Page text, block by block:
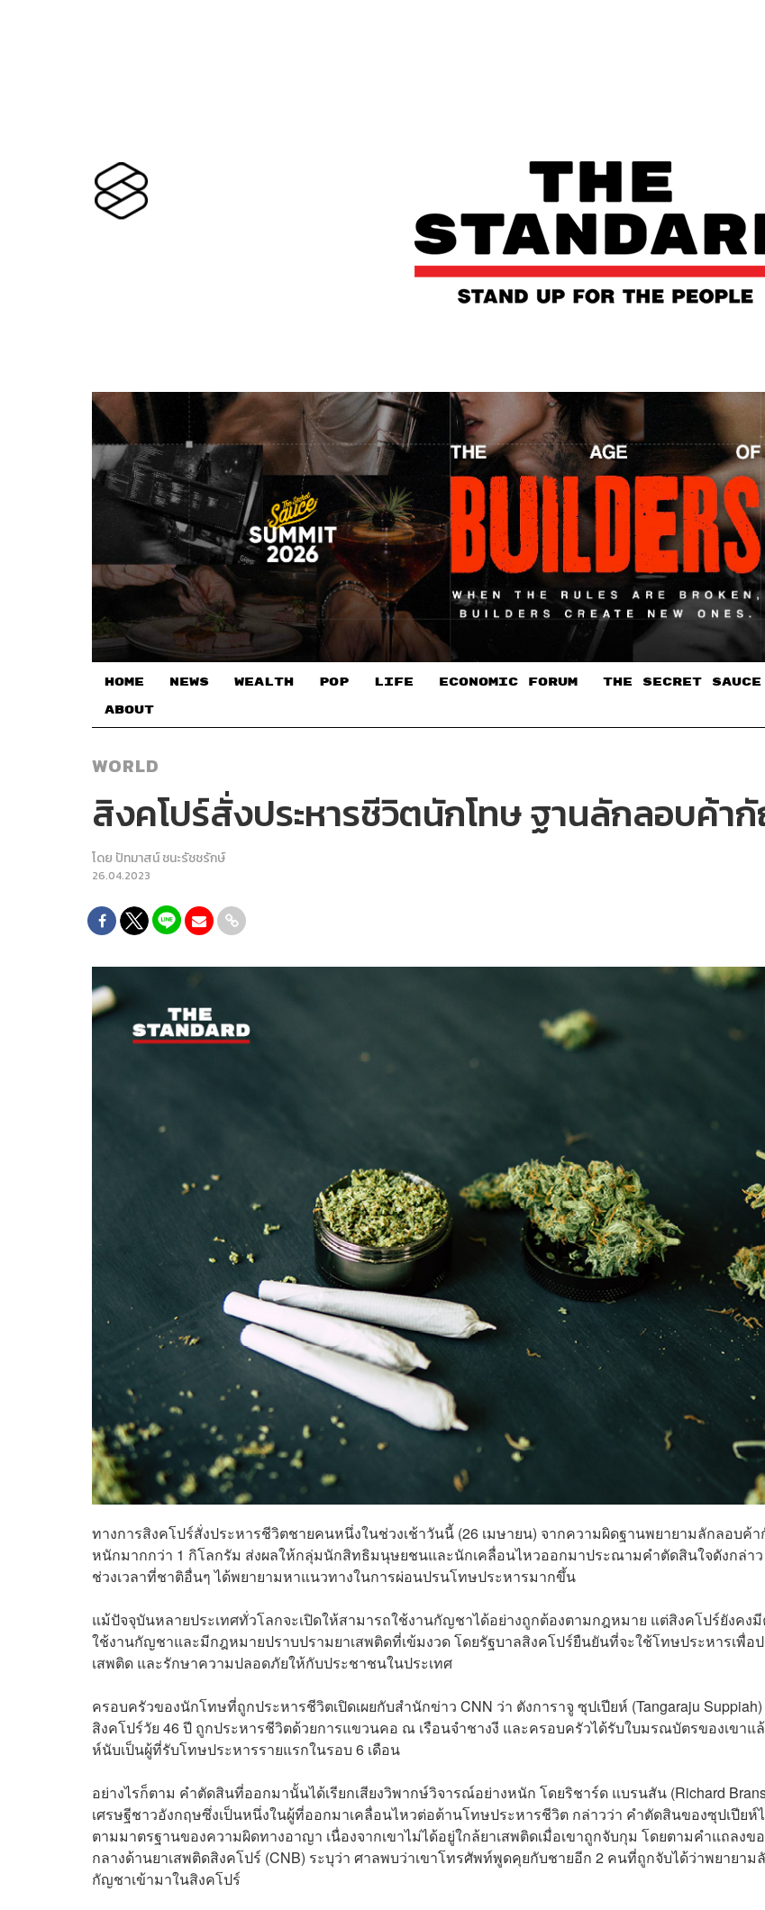
HOME NEWS WEALTH POP LIFE ECONOMIC FORUM THE SECRET SAUCE​
ABOUT
WORLD
สิงคโปร์สั่งประหารชีวิตนักโทษ ฐานลักลอบค้า
โดย ปัทมาสน์ ชนะรัชชรักษ์
26.04.2023
ทางการสิงคโปร์สั่งประหารชีวิตชายคนหนึ่งในช่วงเช้าวันนี้ (26 เมษายน) จากความผิดฐานพยายามลักลอบค้
หนักมากกว่า 1 กิโลกรัม ส่งผลให้กลุ่มนักสิทธิมนุษยชนและนักเคลื่อนไหวออกมาประณามคำตัดสินใจดังกล่า
ช่วงเวลาที่ชาติอื่นๆ ได้พยายามหาแนวทางในการผ่อนปรนโทษประหารมากขึ้น
แม้ปัจจุบันหลายประเทศทั่วโลกจะเปิดให้สามารถใช้งานกัญชาได้อย่างถูกต้องตามกฎหมาย แต่สิงคโปร์ยังคง
ใช้งานกัญชาและมีกฎหมายปราบปรามยาเสพติดที่เข้มงวด โดยรัฐบาลสิงคโปร์ยืนยันที่จะใช้โทษประหารเพื่อ
เสพติด และรักษาความปลอดภัยให้กับประชาชนในประเทศ
ครอบครัวของนักโทษที่ถูกประหารชีวิตเปิดเผยกับสำนักข่าว CNN ว่า ตังการาจู ซุปเปียห์ (Tangaraju
สิงคโปร์วัย 46 ปี ถูกประหารชีวิตด้วยการแขวนคอ ณ เรือนจำชางงี และครอบครัวได้รับใบมรณบัตรของเขาแ
ห์นับเป็นผู้ที่รับโทษประหารรายแรกในรอบ 6 เดือน
อย่างไรก็ตาม คำตัดสินที่ออกมานั้นได้เรียกเสียงวิพากษ์วิจารณ์อย่างหนัก โดยริชาร์ด แบรนสัน (Richard
เศรษฐีชาวอังกฤษซึ่งเป็นหนึ่งในผู้ที่ออกมาเคลื่อนไหวต่อต้านโทษประหารชีวิต กล่าวว่า คำตัดสินของซุปเปียห์
ตามมาตรฐานของความผิดทางอาญา เนื่องจากเขาไม่ได้อยู่ใกล้ยาเสพติดเมื่อเขาถูกจับกุม โดยตามคำแถลงข
กลางด้านยาเสพติดสิงคโปร์ (CNB) ระบุว่า ศาลพบว่าเขาโทรศัพท์พูดคุยกับชายอีก 2 คนที่ถูกจับได้ว่าพยายาม
กัญชาเข้ามาในสิงคโปร์